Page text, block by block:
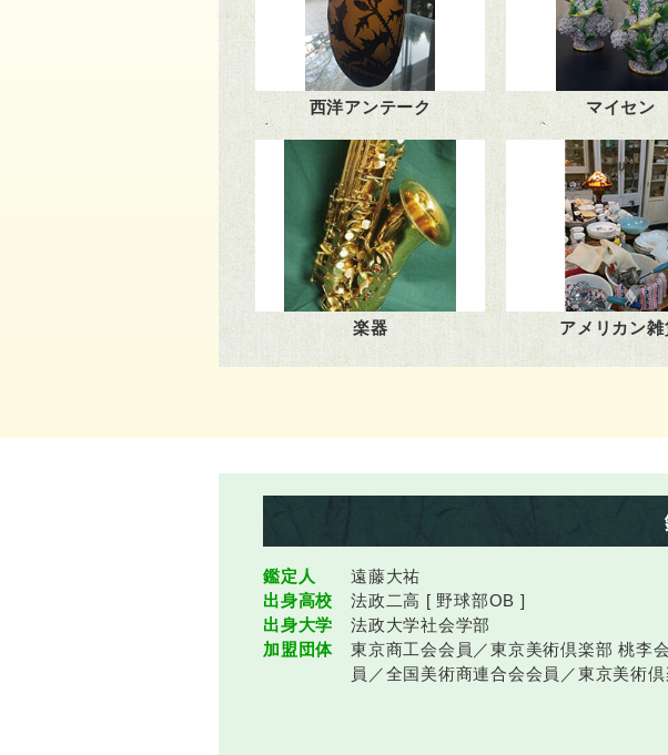
西洋アンテーク マイセン
楽器 アメリカン雑
鑑定人
遠藤大祐
出身高校
法政二高 [ 野球部OB ]
出身大学
法政大学社会学部
加盟団体
東京商工会会員／東京美術倶楽部 桃李
員／全国美術商連合会会員／東京美術